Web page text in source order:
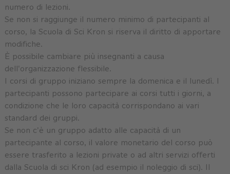
numero di lezioni.
Se non si raggiunge il numero minimo di partecipanti al
corso, la Scuola di Sci Kron si riserva il diritto di apportare
modifiche.
È possibile cambiare più insegnanti a causa
dell'organizzazione flessibile.
I corsi di gruppo iniziano sempre la domenica e il lunedì. I
partecipanti possono partecipare ai corsi tutti i giorni, a
condizione che le loro capacità corrispondano ai vari
standard dei gruppi.
Se non c'è un gruppo adatto alle capacità di un
partecipante al corso, il valore monetario del corso può
essere trasferito a lezioni private o ad altri servizi offerti
dalla Scuola di sci Kron (ad esempio il noleggio di sci). Il